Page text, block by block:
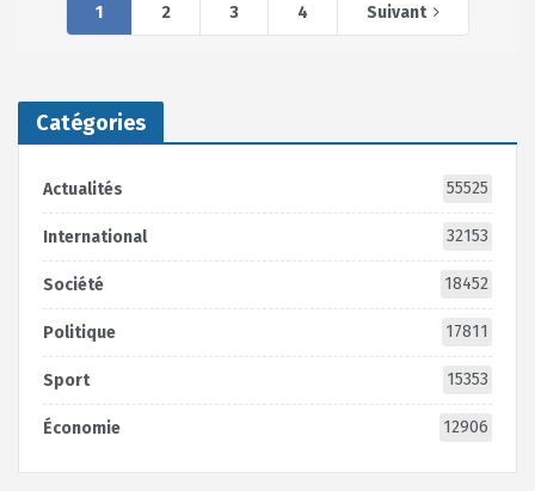
1 2 3 4 Suivant
Catégories
Actualités 55525
International 32153
Société 18452
Politique 17811
Sport 15353
Économie 12906